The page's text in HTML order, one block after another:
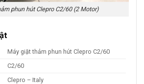
phun hút Clepro C2/60 (2 Motor)
Máy giặt thảm phun hút Clepro C2/60
C2/60
Clepro – Italy